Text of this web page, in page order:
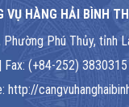
VỤ HÀNG HẢI BÌNH
Phú Thủy, tỉnh
(+84-252) 3830315
http://